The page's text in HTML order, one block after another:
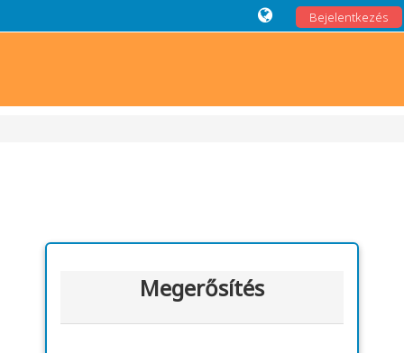
Bejelentkezés
Megerősítés